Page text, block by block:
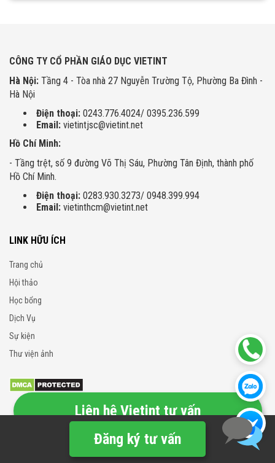
CÔNG TY CỔ PHẦN GIÁO DỤC VIETINT
Hà Nội: Tầng 4 - Tòa nhà 27 Nguyễn Trường Tộ, Phường Ba Đình -
Hà Nội
Điện thoại: 0243.776.4024/ 0395.236.599
Email: vietintjsc@vietint.net
Hồ Chí Minh:
- Tầng trệt, số 9 đường Võ Thị Sáu, Phường Tân Định, thành phố
Hồ Chí Minh.
Điện thoại: 0283.930.3273/ 0948.399.994
Email: vietinthcm@vietint.net
LINK HỮU ÍCH
Trang chủ
Hội thảo
Học bổng
Dịch Vụ
Sự kiện
Thư viện ảnh
Liên hệ Vietint tư vấn
Đăng ký tư vấn